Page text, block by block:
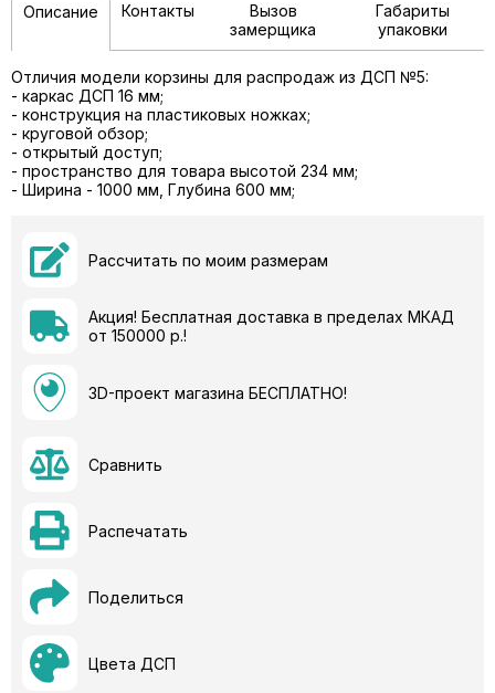
Описание Контакты
Вызов
замерщика
Габариты
упаковки
Отличия модели корзины для распродаж из ДСП №5:
- каркас ДСП 16 мм;
- конструкция на пластиковых ножках;
- круговой обзор;
- открытый доступ;
- пространство для товара высотой 234 мм;
- Ширина - 1000 мм, Глубина 600 мм;
Рассчитать по моим размерам
Акция! Бесплатная доставка в пределах МКАД
от 150000 р.!
3D-проект магазина БЕСПЛАТНО!
Сравнить
Распечатать
Поделиться
Цвета ДСП